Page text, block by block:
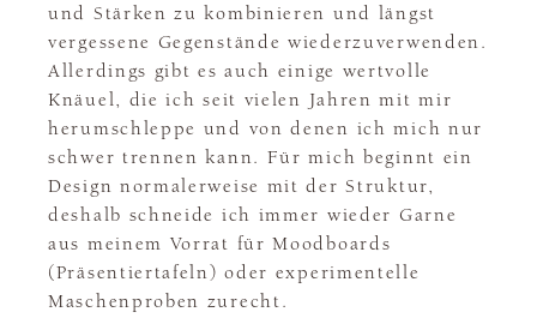
und Stärken zu kombinieren und längst
vergessene Gegenstände wiederzuverwenden.
Allerdings gibt es auch einige wertvolle
Knäuel, die ich seit vielen Jahren mit mir
herumschleppe und von denen ich mich nur
schwer trennen kann. Für mich beginnt ein
Design normalerweise mit der Struktur,
deshalb schneide ich immer wieder Garne
aus meinem Vorrat für Moodboards
(Präsentiertafeln) oder experimentelle
Maschenproben zurecht.